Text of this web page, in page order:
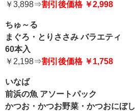
￥3,898⇒割引後価格 ￥2,998
ちゅ～る
まぐろ・とりささみ バラエティ
60本入
￥2,198⇒割引後価格 ￥1,758
いなば
前浜の魚 アソートパック
かつお・かつお野菜・かつおにぼし